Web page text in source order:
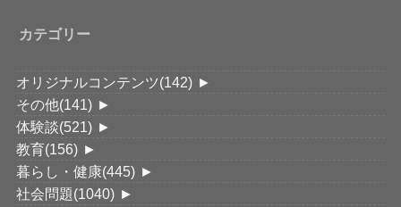
カテゴリー
オリジナルコンテンツ(142) ►
その他(141) ►
体験談(521) ►
教育(156) ►
暮らし・健康(445) ►
社会問題(1040) ►